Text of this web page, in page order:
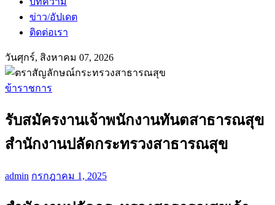
ข่าว/อัปเดต
ติดต่อเรา
วันศุกร์, สิงหาคม 07, 2026
ข้าราชการ
รับสมัครงานเจ้าพนักงานทันตสาธารณสุข
สำนักงานปลัดกระทรวงสาธารณสุข
admin กรกฎาคม 1, 2025